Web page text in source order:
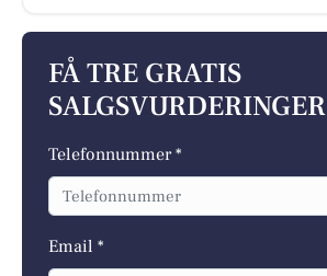
FÅ TRE GRATIS
SALGSVURDERINGER
Telefonnummer *
Email *